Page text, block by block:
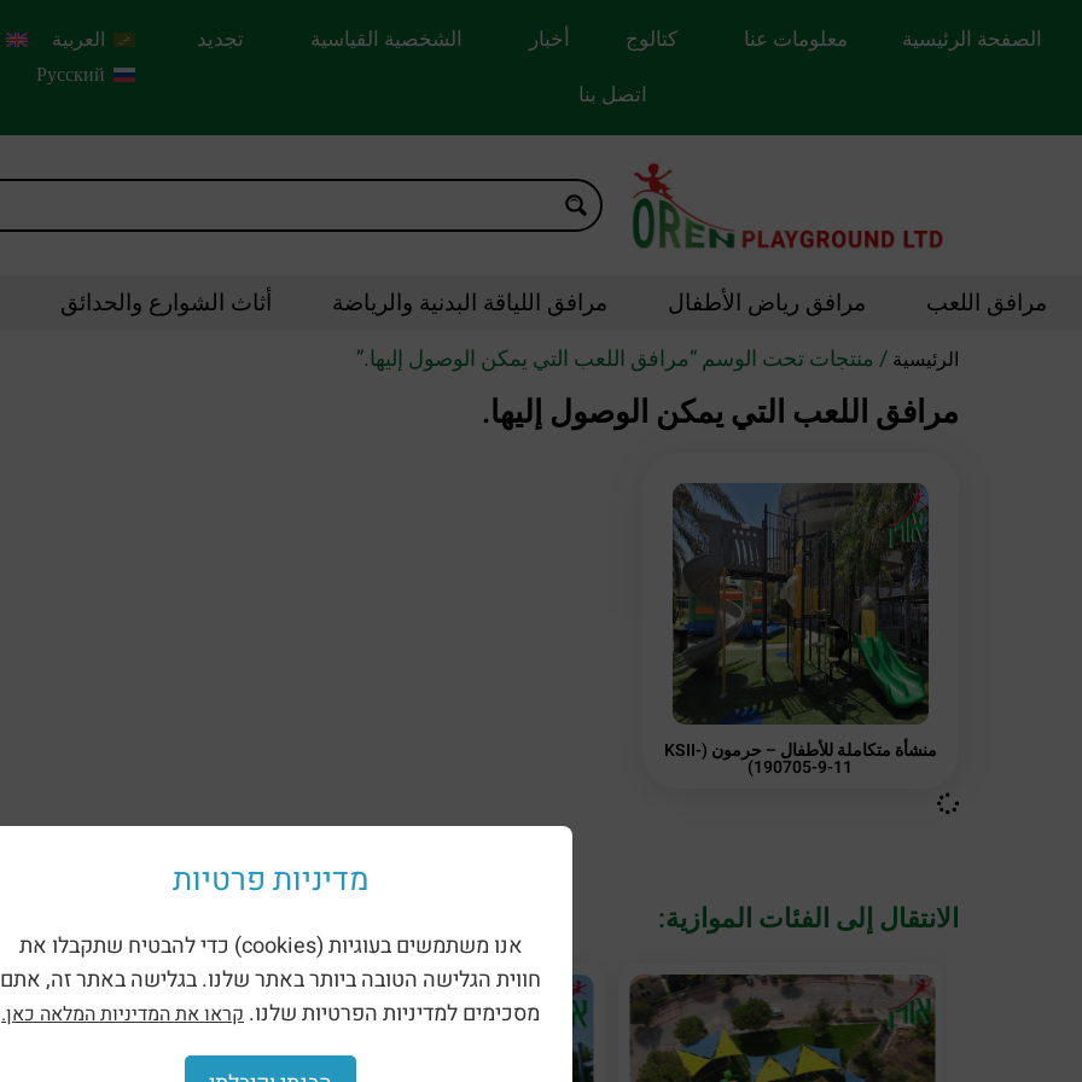
الصفحة الرئيسية معلومات عنا كتالوج أخبار الشخصية القياسية
تجديد
اتصل بنا
العربية
Русский
مرافق اللعب مرافق رياض الأطفال مرافق اللياقة البدنية والرياضة أثاث الشوارع والحدائق
الرئيسية / منتجات تحت الوسم “مرافق اللعب التي يمكن الوصول إليها.”
مرافق اللعب التي يمكن الوصول إليها.
منشأة متكاملة للأطفال – حرمون (KSII-
190705-9-11)
الانتقال إلى الفئات الموازية:
מדיניות פרטיות
אנו משתמשים בעוגיות (cookies) כדי להבטיח שתקבלו את
חווית הגלישה הטובה ביותר באתר שלנו. בגלישה באתר זה, אתם
מסכימים למדיניות הפרטיות שלנו. קראו את המדיניות המלאה כאן.